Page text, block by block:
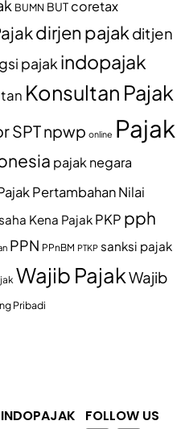
BUMN BUT coretax
dirjen pajak ditjen
pajak indopajak
Konsultan Pajak
SPTnpwp online Pajak
pajak negara
Pertambahan Nilai
Kena Pajak PKP pph
PPN PPnBM PTKP sanksi pajak
Wajib PajakWajib
Pribadi
INDOPAJAK FOLLOW US